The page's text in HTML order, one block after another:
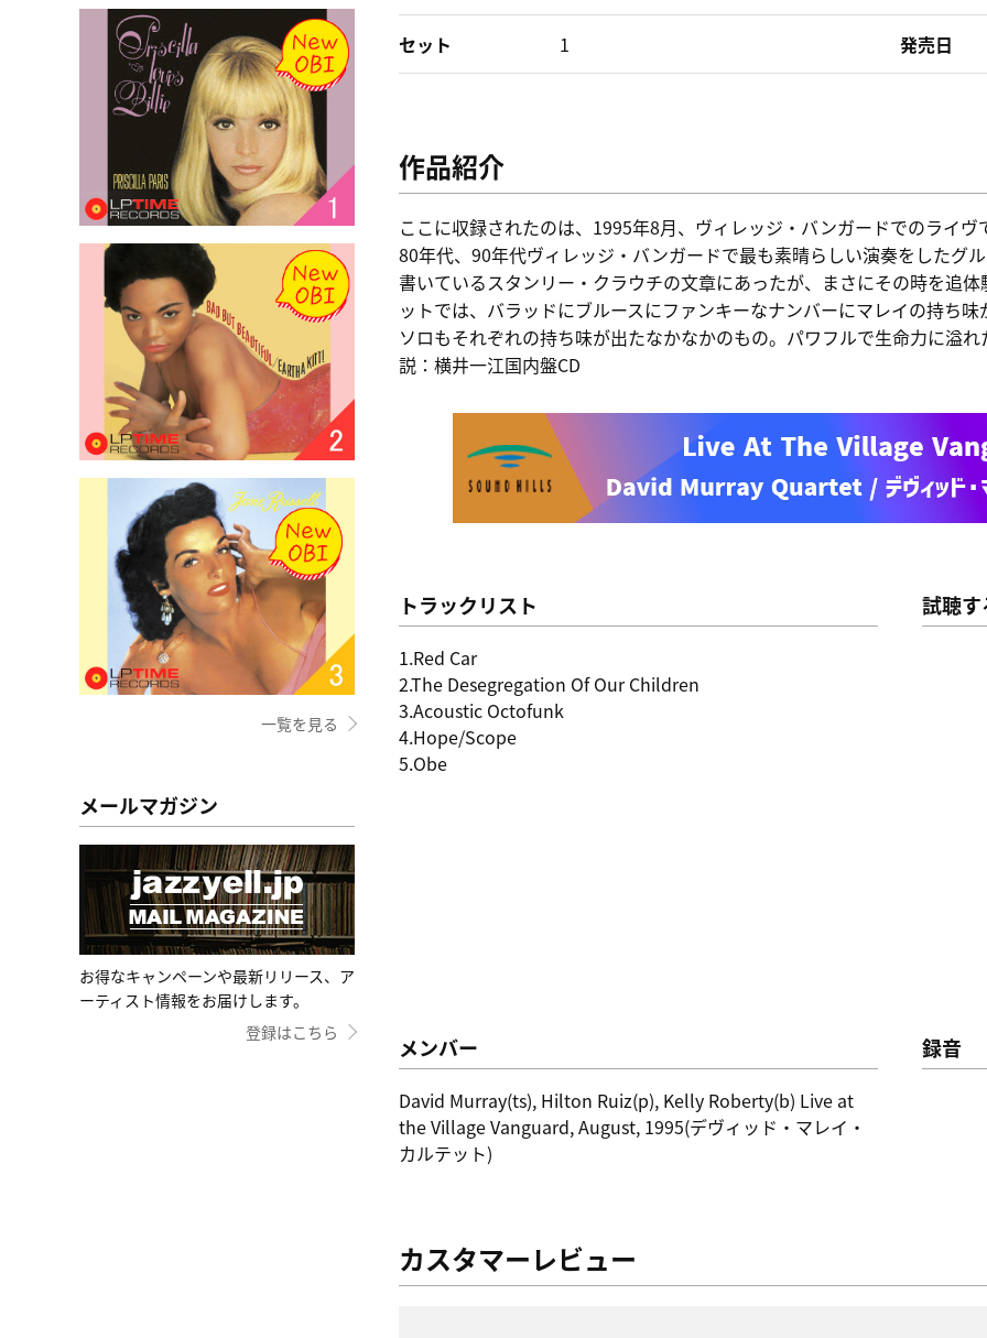
一覧を見る
メールマガジン
お得なキャンペーンや最新リリース、ア
ーティスト情報をお届けします。
登録はこちら
セット 1 発売日
作品紹介
ここに収録されたのは、1995年8月、ヴィレッジ・バンガードでのライ
80年代、90年代ヴィレッジ・バンガードで最も素晴らしい演奏をしたグ
書いているスタンリー・クラウチの文章にあったが、まさにその時を追
ットでは、バラッドにブルースにファンキーなナンバーにマレイの持ち
ソロもそれぞれの持ち味が出たなかなかのもの。パワフルで生命力に溢
説：横井一江国内盤CD
トラックリスト
1.Red Car
2.The Desegregation Of Our Children
3.Acoustic Octofunk
4.Hope/Scope
5.Obe
試聴す
メンバー
David Murray(ts), Hilton Ruiz(p), Kelly Roberty(b) Live at
the Village Vanguard, August, 1995(デヴィッド・マレイ・
カルテット)
録音
カスタマーレビュー